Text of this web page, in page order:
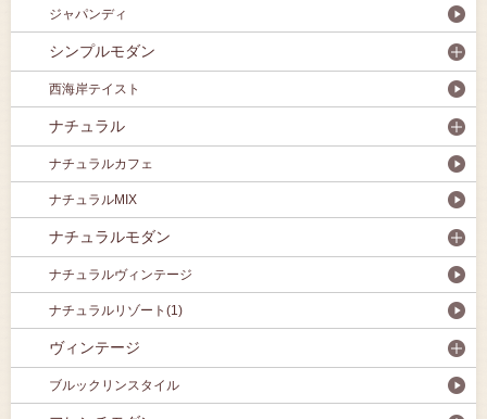
ジャパンディ
シンプルモダン
西海岸テイスト
ナチュラル
ナチュラルカフェ
ナチュラルMIX
ナチュラルモダン
ナチュラルヴィンテージ
ナチュラルリゾート(1)
ヴィンテージ
ブルックリンスタイル